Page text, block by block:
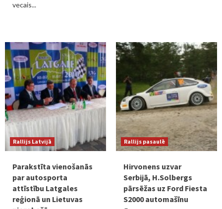
vecais...
Rallijs Latvijā
Parakstīta vienošanās
par autosporta
attīstību Latgales
reģionā un Lietuvas
Rallijs pasaulē
Hirvonens uzvar
Serbijā, H.Solbergs
pārsēžas uz Ford Fiesta
S2000 automašīnu